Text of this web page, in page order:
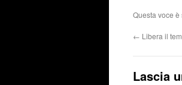
Questa voce
← Libera il
Lascia